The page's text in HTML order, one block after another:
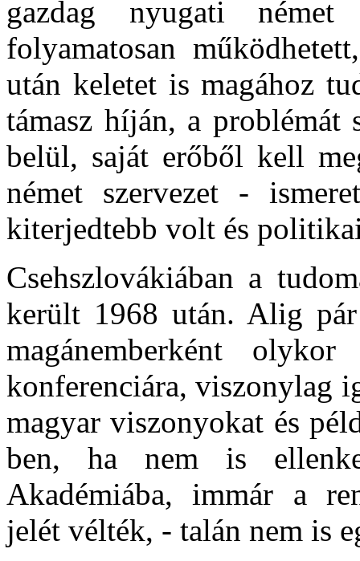
gazdag nyugati
folyamatosan
után keletet is magához
támasz híján, a problémát
belül, saját erőből kell
német szervezet -
kiterjedtebb volt és
Csehszlovákiában a
került 1968 után. Alig
magánemberként
konferenciára, viszonylag
magyar viszonyokat és
ben, ha nem is
Akadémiába, immár a
jelét vélték, - talán nem is